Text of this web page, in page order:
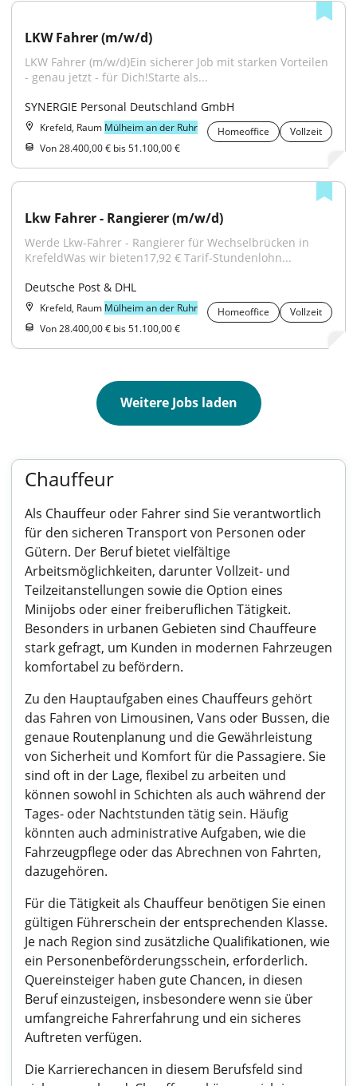
LKW Fahrer (m/w/d)
LKW Fahrer (m/w/d)Ein sicherer Job mit starken Vorteilen
- genau jetzt - für Dich!Starte als...
SYNERGIE Personal Deutschland GmbH
Krefeld, Raum Mülheim an der Ruhr Homeoffice
Vollzeit
Von 28.400,00 € bis 51.100,00 €
Lkw Fahrer - Rangierer (m/w/d)
Werde Lkw-Fahrer - Rangierer für Wechselbrücken in
KrefeldWas wir bieten17,92 € Tarif-Stundenlohn...
Deutsche Post & DHL
Krefeld, Raum Mülheim an der Ruhr Homeoffice
Vollzeit
Von 28.400,00 € bis 51.100,00 €
Weitere Jobs laden
Chauffeur
Als Chauffeur oder Fahrer sind Sie verantwortlich
für den sicheren Transport von Personen oder
Gütern. Der Beruf bietet vielfältige
Arbeitsmöglichkeiten, darunter Vollzeit- und
Teilzeitanstellungen sowie die Option eines
Minijobs oder einer freiberuflichen Tätigkeit.
Besonders in urbanen Gebieten sind Chauffeure
stark gefragt, um Kunden in modernen Fahrzeugen
komfortabel zu befördern.
Zu den Hauptaufgaben eines Chauffeurs gehört
das Fahren von Limousinen, Vans oder Bussen, die
genaue Routenplanung und die Gewährleistung
von Sicherheit und Komfort für die Passagiere. Sie
sind oft in der Lage, flexibel zu arbeiten und
können sowohl in Schichten als auch während der
Tages- oder Nachtstunden tätig sein. Häufig
könnten auch administrative Aufgaben, wie die
Fahrzeugpflege oder das Abrechnen von Fahrten,
dazugehören.
Für die Tätigkeit als Chauffeur benötigen Sie einen
gültigen Führerschein der entsprechenden Klasse.
Je nach Region sind zusätzliche Qualifikationen, wie
ein Personenbeförderungsschein, erforderlich.
Quereinsteiger haben gute Chancen, in diesen
Beruf einzusteigen, insbesondere wenn sie über
umfangreiche Fahrerfahrung und ein sicheres
Auftreten verfügen.
Die Karrierechancen in diesem Berufsfeld sind